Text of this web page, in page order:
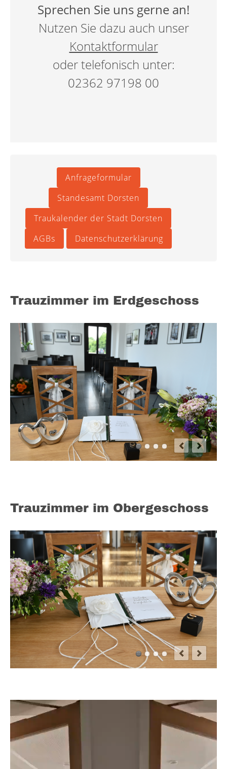
Sprechen Sie uns gerne an!
Nutzen Sie dazu auch unser
Kontaktformular
oder telefonisch unter:
02362 97198 00
Anfrageformular
Standesamt Dorsten
Traukalender der Stadt Dorsten
AGBs
Datenschutzerklärung
Trauzimmer im Erdgeschoss
Trauzimmer im Obergeschoss